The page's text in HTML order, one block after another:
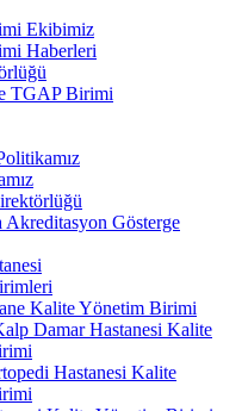
Ekibimiz
Haberleri
TGAP Birimi
Akreditasyon Gösterge
Kalite Yönetim Birimi
Damar Hastanesi Kalite
Hastanesi Kalite